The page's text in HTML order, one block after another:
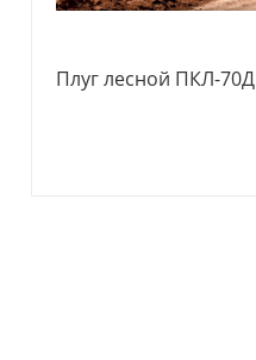
Плуг лесной ПКЛ-70Д